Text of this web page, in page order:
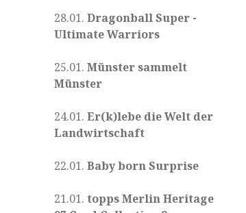
28.01.Dragonball Super -
Ultimate Warriors
25.01.Münster sammelt
Münster
24.01.Er(k)lebe die Welt der
Landwirtschaft
22.01.Baby born Surprise
21.01.topps Merlin Heritage